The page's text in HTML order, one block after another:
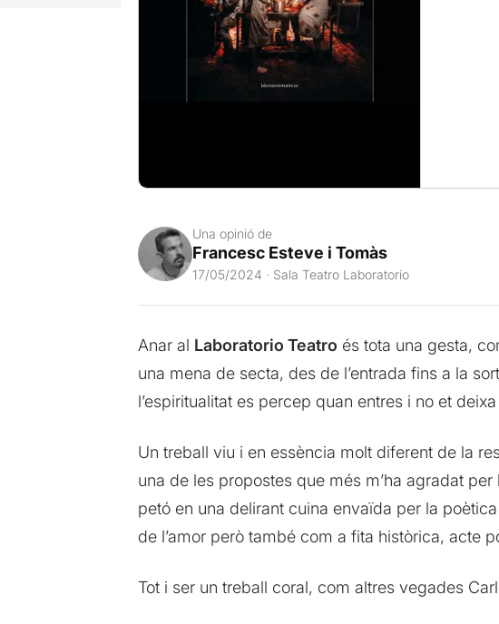
Una opinió de
Francesc Esteve i Tomàs
17/05/2024 · Sala Teatro Laboratorio
Anar al Laboratorio Teatro és tota una gesta,
una mena de secta, des de l’entrada fins a la
l’espiritualitat es percep quan entres i no et
Un treball viu i en essència molt diferent de la
una de les propostes que més m’ha agradat
petó en una delirant cuina envaïda per la
de l’amor però també com a fita històrica, acte
Tot i ser un treball coral, com altres vegades